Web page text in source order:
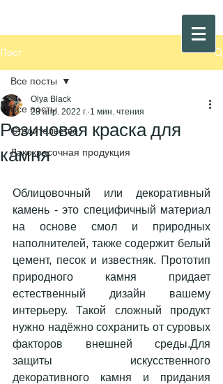
Пост
Все посты
Строительство
Лакокрасочная продукция
Все посты
Резиновая краска для
камня
Olya Black
28 апр. 2022 г. 1 мин. чтения
Облицовочный или декоративный
камень - это специфичный материал
на основе смол и природных
наполнителей, также содержит белый
цемент, песок и известняк. Прототип
природного камня придает
естественный дизайн вашему
интерьеру. Такой сложный продукт
нужно надёжно сохранить от суровых
факторов внешней среды.Для
защиты искусственного
декоративного камня и придания